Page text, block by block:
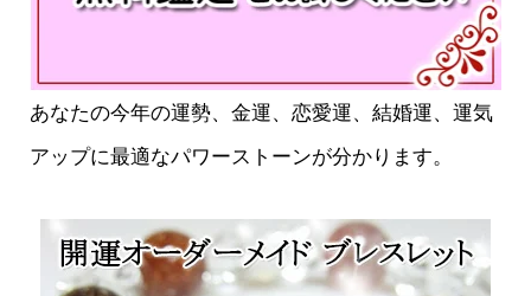
あなたの今年の運勢、金運、恋愛運、結婚運、運気
アップに最適なパワーストーンが分かります。